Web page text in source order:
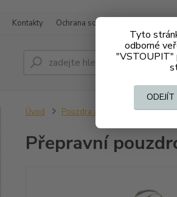
Tyto
odborné
"VSTOUPIT"
ODEJÍT
Kontakty Ochrana soukromí
Úvod Pouzdra a kufry Přepravní
Přepravní